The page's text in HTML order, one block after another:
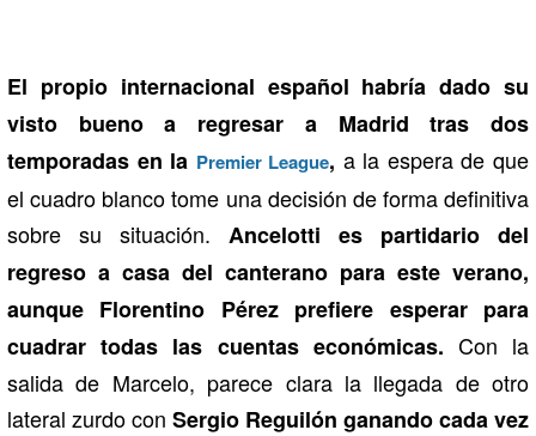
El propio internacional español habría dado su
visto bueno a regresar a Madrid tras dos
temporadas en la Premier League, a la espera de que
el cuadro blanco tome una decisión de forma definitiva
sobre su situación. Ancelotti es partidario del
regreso a casa del canterano para este verano,
aunque Florentino Pérez prefiere esperar para
cuadrar todas las cuentas económicas. Con la
salida de Marcelo, parece clara la llegada de otro
lateral zurdo con Sergio Reguilón ganando cada vez